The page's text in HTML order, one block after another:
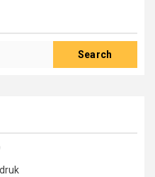
Search